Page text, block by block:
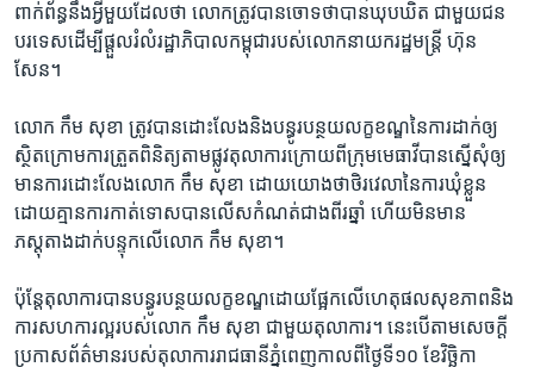
ពាក់ព័ន្ធ​នឹង​អ្វីមួយ​ដែល​ថា​ លោក​ត្រូវ​បាន​ចោទ​ថា​បាន​ឃុបឃិត​ ជាមួយ​ជន
បរទេស​ដើម្បី​ផ្តួល​រំលំ​រដ្ឋាភិបាល​កម្ពុជា​របស់​លោក​នាយករដ្ឋមន្ត្រី ហ៊ុន
សែន។
លោក កឹម សុខា ត្រូវ​បាន​ដោះលែង​និង​បន្ធូរបន្ថយ​លក្ខខណ្ឌ​នៃ​ការដាក់​ឲ្យ​
ស្ថិត​ក្រោមការ​ត្រួត​ពិនិត្យ​តាម​ផ្លូវ​តុលាការ​ក្រោយ​ពី​ក្រុម​មេធាវី​បាន​ស្នេី​សុំ​ឲ្យ​
មាន​ការ​ដោះលែង​លោក កឹម សុខា ដោយ​យោង​ថា​ថិរវេលា​នៃ​ការ​ឃុំខ្លួន​
ដោយ​គ្មាន​ការ​កាត់ទោស​បាន​លេីស​កំណត់​ជាង​ពីរ​ឆ្នាំ​ ហេីយ​មិន​មាន​
ភស្តុតាង​ដាក់បន្ទុក​លេី​លោក កឹម សុខា។
ប៉ុន្តែ​តុលាការ​បាន​បន្ធូរបន្ថយ​លក្ខខណ្ឌ​ដោយ​ផ្អែក​លើ​ហេតុផល​សុខភាព​និង​
ការ​សហការ​ល្អ​របស់​លោក កឹម សុខា ជាមួយ​តុលាការ។ នេះ​បេី​តាម​សេចក្តី
ប្រកាស​ព័ត៌មាន​របស់​តុលាការ​រាជធានី​ភ្នំពេញ​កាល​ពី​ថ្ងៃទី១០ ខែវិច្ឆិកា